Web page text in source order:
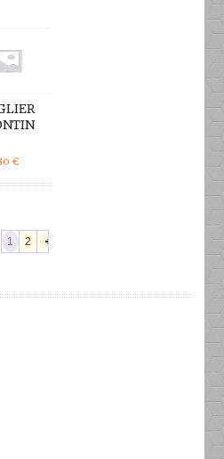
€
1 2